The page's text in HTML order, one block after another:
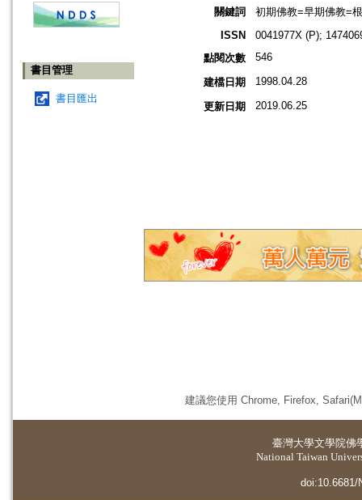
書目管理
書目匯出
關鍵詞
初期佛教=早期佛教=
ISSN
0041977X (P);
點閱次數
546
建檔日期 1998.04.28
更新日期 2019.06.25
建議您使用 Chrome, Firefox,
臺灣大學文學院佛
National Taiwan
doi:10.6681/